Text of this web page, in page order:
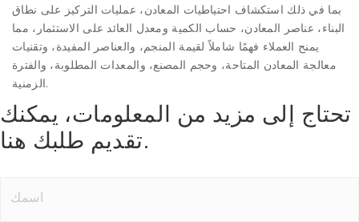
بما في ذلك استكشاف احتياطيات المعادن، عمليات التركيز على نطاق
البناء، عناصر المعادن، حساب الكمية ومعدل العائد على الاستثمار، مما
يمنح العملاء فهمًا شاملاً لقيمة المنجم، والعناصر المفيدة، وتقنيات
معالجة المعادن المتاحة، وحجم المصنع، والمعدات المطلوبة، والفترة
الزمنية.
تحتاج إلى مزيد من المعلومات، يمكنك
تقديم طلبك هنا.